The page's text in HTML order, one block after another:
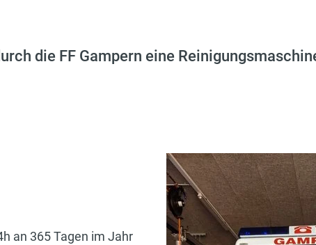
die FF Gampern eine
an 365 Tagen im Jahr